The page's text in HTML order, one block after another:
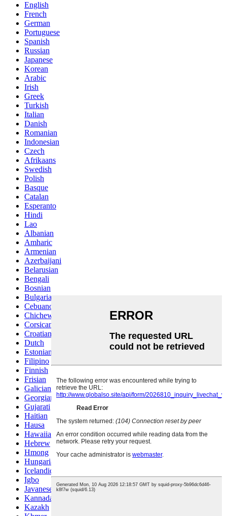
English
French
German
Portuguese
Spanish
Russian
Japanese
Korean
Arabic
Irish
Greek
Turkish
Italian
Danish
Romanian
Indonesian
Czech
Afrikaans
Swedish
Polish
Basque
Catalan
Esperanto
Hindi
Lao
Albanian
Amharic
Armenian
Azerbaijani
Belarusian
Bengali
Bosnian
Bulgarian
Cebuano
Chichewa
Corsican
Croatian
Dutch
Estonian
Filipino
Finnish
Frisian
Galician
Georgian
Gujarati
Haitian
Hausa
Hawaiian
Hebrew
Hmong
Hungarian
Icelandic
Igbo
Javanese
Kannada
Kazakh